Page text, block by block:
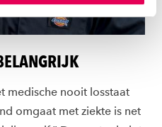
Je kunt je
intrekken via
medische nooit losstaat
omgaat met ziekte is net